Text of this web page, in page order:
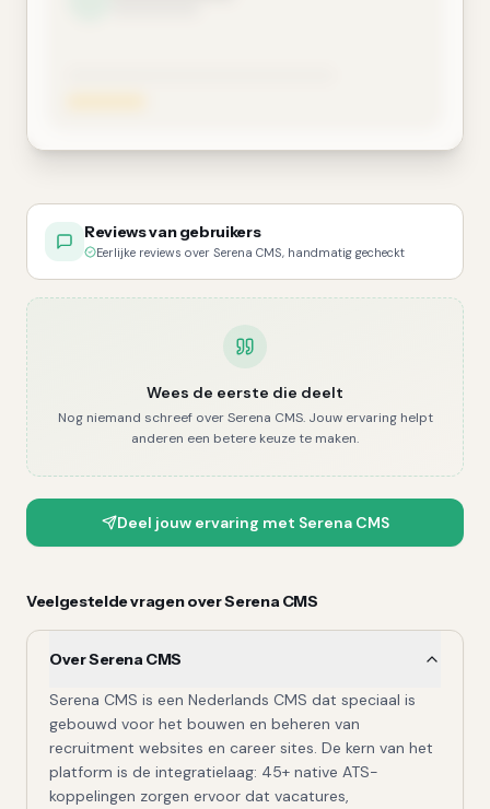
Reviews van gebruikers
Eerlijke reviews over Serena CMS, handmatig gecheckt
Wees de eerste die deelt
Nog niemand schreef overSerena CMS. Jouw ervaring helpt
anderen een betere keuze te maken.
Deel jouw ervaring met Serena CMS
Veelgestelde vragen overSerena CMS
Over Serena CMS
Serena CMS is een Nederlands CMS dat speciaal is
gebouwd voor het bouwen en beheren van
recruitment websites en career sites. De kern van het
platform is de integratielaag: 45+ native ATS-
koppelingen zorgen ervoor dat vacatures,